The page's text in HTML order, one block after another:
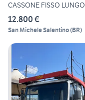
CASSONE FISSO LUNGO
12.800 €
San Michele Salentino(BR)